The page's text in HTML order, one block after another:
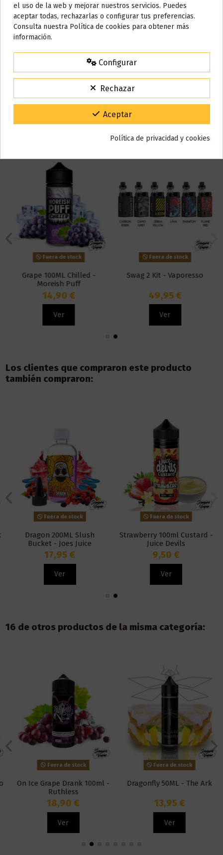
Joes Juice
Referencia 000927
ean13 7371651601551
También puede que te guste
Fuera de stock
Grape 100ML Chilled -
Moreish Puff
14,90 €
Ver
Fuera de stock
Swag 2 Kit - Vaporesso
49,95 €
Ver
Los clientes que compraron este producto
también compraron:
Fuera de stock
Dragon 200ML Slush
Bucket - Joes Juice
17,95 €
Ver
Fuera de stock
Strawberry 100ml Custard -
Juice Devils
9,50 €
Ver
16 de otros productos de la misma categoría:
Fuera de stock
On Ice Grape Drank 100ml -
Ruthless
18,90 €
Ver
Fuera de stock
Dragonfly 50ML - The Ark
13,95 €
Ver
AVISO IMPORTANTE
Nos tomamos unos días
Todos los pedidos realizados desde el
15% de descuento
Para agradecerte la espera durante estos días.
Código:VACACIONES15
Gracias por tu paciencia y por seguir confiando en nosotros.
el uso de la web y mejorar nuestros servicios. Puedes
aceptar todas, rechazarlas o configurar tus preferencias.
Consulta nuestra Política de cookies para obtener más
información.
Configurar
Rechazar
Aceptar
Política de privacidad y cookies